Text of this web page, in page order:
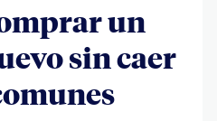
un
sin caer